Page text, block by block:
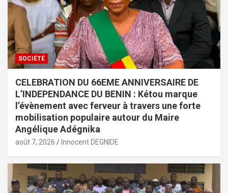
SOCIÉTÉ
CELEBRATION DU 66EME ANNIVERSAIRE DE
L’INDEPENDANCE DU BENIN : Kétou marque
l’évènement avec ferveur à travers une forte
mobilisation populaire autour du Maire
Angélique Adégnika
août 7, 2026 Innocent DEGNIDE